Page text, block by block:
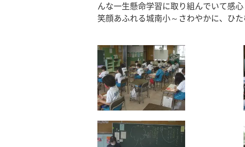
んな一生懸命学習に取り組んでいて感心
笑顔あふれる城南小～さわやかに、ひ